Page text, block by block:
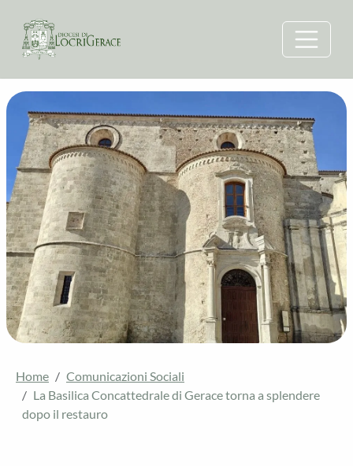
Home
Comunicazioni Sociali
La Basilica Concattedrale di Gerace torna a splendere
dopo il restauro